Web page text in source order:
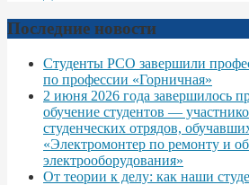
Последние новости
Студенты РСО завершили
по профессии «Горничная»
2 июня 2026 года завершилось
обучение студентов —
студенческих отрядов,
«Электромонтер по ремонту и
электрооборудования»
От теории к делу: как наши